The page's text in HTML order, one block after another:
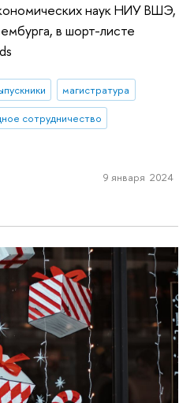
наук НИУ ВШЭ,
в шорт-листе
магистратура
сотрудничество
9 января 2024